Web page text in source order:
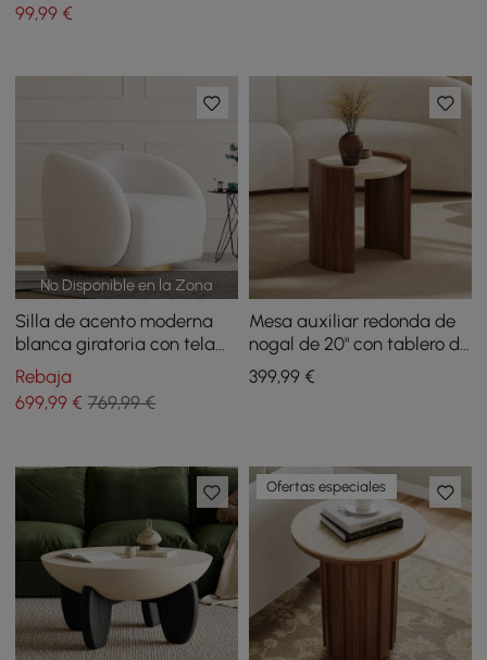
99,99 €
No Disponible en la Zona
Silla de acento moderna
blanca giratoria con tela
bouclé tipo nube para
salón
Rebaja
699,99 € 769,99 €
Mesa auxiliar redonda de
nogal de 20" con tablero de
travertino
399,99€
Ofertas especiales